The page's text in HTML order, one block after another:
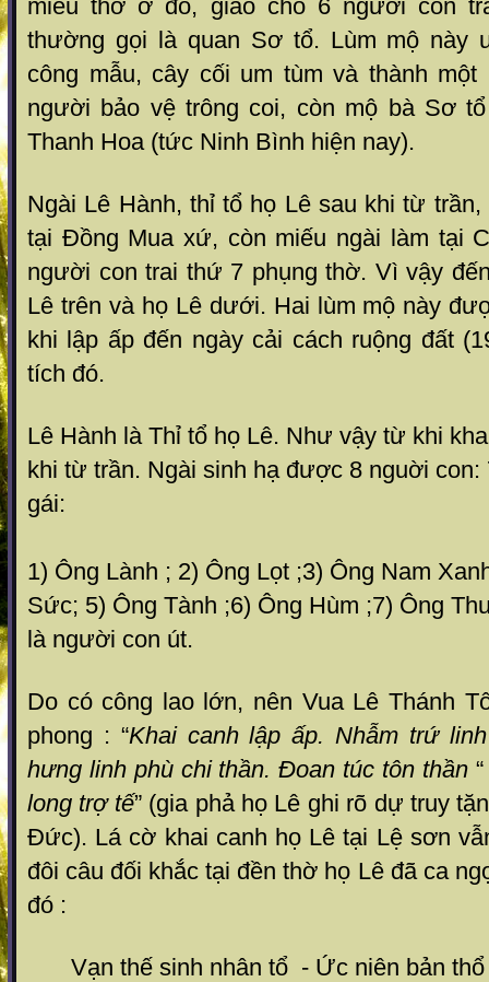
miếu thờ ở đó, giao cho 6 người con
thường gọi là quan Sơ tổ. Lùm mộ này
công mẫu, cây cối um tùm và thành
người bảo vệ trông coi, còn mộ bà Sơ
Thanh Hoa (tức Ninh Bình hiện nay).
Ngài Lê Hành, thỉ tổ họ Lê sau khi từ
tại Đồng Mua xứ, còn miếu ngài làm tại
người con trai thứ 7 phụng thờ. Vì vậy
Lê trên và họ Lê dưới. Hai lùm mộ này
khi lập ấp đến ngày cải cách ruộng đất
tích đó.
Lê Hành là Thỉ tổ họ Lê. Như vậy từ khi
khi từ trần. Ngài sinh hạ được 8 nguời con:
gái:
1) Ông Lành ; 2) Ông Lọt ;3) Ông Nam
Sức; 5) Ông Tành ;6) Ông Hùm ;7) Ông
là người con út.
Do có công lao lớn, nên Vua Lê Thánh
phong : “Khai canh lập ấp. Nhẫm trứ
hưng linh phù chi thần. Đoan túc tôn thần“
long trợ tế” (gia phả họ Lê ghi rõ dự truy
Đức). Lá cờ khai canh họ Lê tại Lệ sơn
đôi câu đối khắc tại đền thờ họ Lê đã ca
đó :
Vạn thế sinh nhân tổ - Ức niên bản